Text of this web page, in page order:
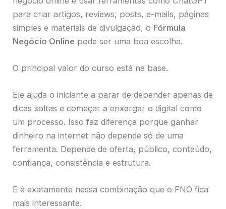
para criar artigos, reviews, posts, e-mails, páginas
simples e materiais de divulgação, o Fórmula
Negócio Online pode ser uma boa escolha.
O principal valor do curso está na base.
Ele ajuda o iniciante a parar de depender apenas de
dicas soltas e começar a enxergar o digital como
um processo. Isso faz diferença porque ganhar
dinheiro na internet não depende só de uma
ferramenta. Depende de oferta, público, conteúdo,
confiança, consistência e estrutura.
E é exatamente nessa combinação que o FNO fica
mais interessante.